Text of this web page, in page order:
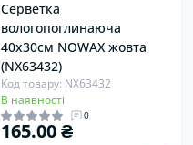
Серветка
вологопоглинаюча
40х30см NOWAX жовта
(NX63432)
Код товару: NX63432
В наявності
0
165.00 ₴